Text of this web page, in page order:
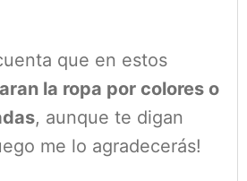
que en estos
la ropa por colores o
, aunque te digan
me lo agradecerás!